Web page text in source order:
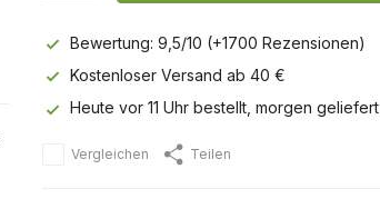
Bewertung: 9,5/10 (+1700 Rezensionen)
Kostenloser Versand ab 40 €
Heute vor 11 Uhr bestellt, morgen geliefert
Vergleichen Teilen